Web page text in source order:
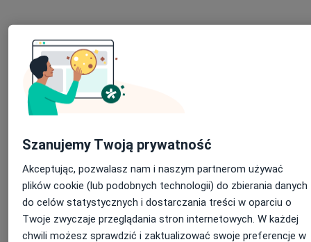
Pacjent i lekarz patrzą inaczej
Wielu lekarzy wychodzi z błędnego przekonania, że potencjalny
pacjent sam rozpozna najlepszy gabinet i dokona racjonalnego
wyboru. Jakość nie wymaga reklamy, prawda? Okazuje się, że
nieprawda - przynajmniej na rynku usług medycznych. Pacjenci i
Szanujemy Twoją prywatność
Akceptując, pozwalasz nam i naszym partnerom używać
plików cookie (lub podobnych technologii) do zbierania danych
do celów statystycznych i dostarczania treści w oparciu o
Twoje zwyczaje przeglądania stron internetowych. W każdej
chwili możesz sprawdzić i zaktualizować swoje preferencje w